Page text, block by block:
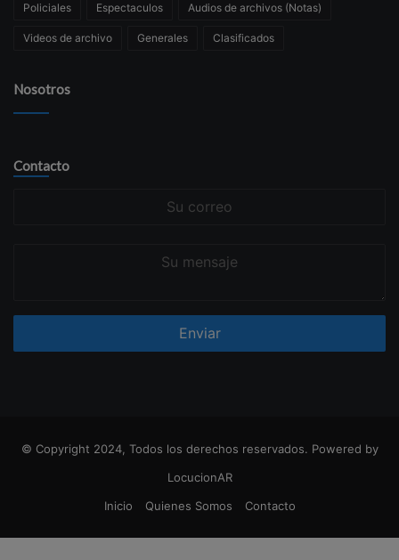
Policiales Espectaculos Audios de archivos (Notas)
Videos de archivo Generales Clasificados
Nosotros
Contacto
© Copyright 2024, Todos los derechos reservados. Powered by
LocucionAR
Inicio
Quienes Somos Contacto